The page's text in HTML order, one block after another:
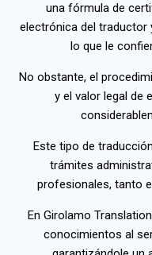
una fórmula de
electrónica del traductor
lo que le
No obstante, el
y el valor legal de
Este tipo de
trámites
profesionales, tanto
En Girolamo
conocimientos al